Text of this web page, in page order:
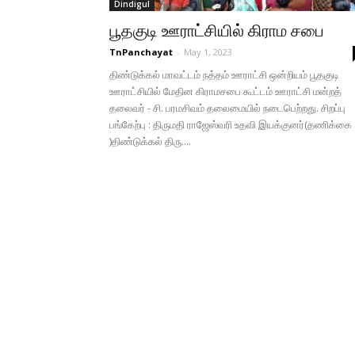
Dindigul
பூதகுடி ஊராட்சியில் கிராம சபை
TnPanchayat - May 1, 2023
திண்டுக்கல் மாவட்டம் நத்தம் ஊராட்சி ஒன்றியம் பூதகுடி
ஊராட்சியில் மேதின கிராமசபை கூட்டம் ஊராட்சி மன்றத்
தலைவர் - சி. பரமசிவம் தலைமையில் நடைபெற்றது. சிறப்பு
பங்கேற்பு : திருமதி ராஜேஸ்வரி உதவி இயக்குனர்(தணிக்கை
)திண்டுக்கல் திரு....